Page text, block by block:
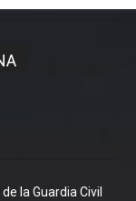
la Guardia Civil